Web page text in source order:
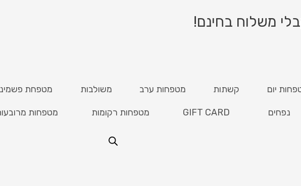
יום קשתות מטפחות ערב משולבות מטפחת
נפחים GIFT CARD מטפחות רקומות מטפחות